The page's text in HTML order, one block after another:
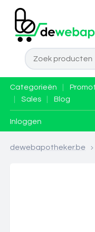
Categorieën
Sales Blog
Inloggen
dewebapotheker.be >